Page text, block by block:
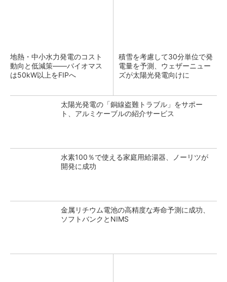
地熱・中小水力発電のコスト
動向と低減策――バイオマス
は50kW以上をFIPへ
積雪を考慮して30分単位で発
電量を予測、ウェザーニュー
ズが太陽光発電向けに
太陽光発電の「銅線盗難トラブル」をサポー
ト、アルミケーブルの紹介サービス
水素100％で使える家庭用給湯器、ノーリツが
開発に成功
金属リチウム電池の高精度な寿命予測に成功、
ソフトバンクとNIMS